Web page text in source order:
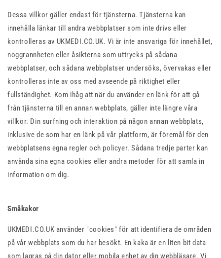
Dessa villkor gäller endast för tjänsterna. Tjänsterna kan
innehålla länkar till andra webbplatser som inte drivs eller
kontrolleras av UKMEDI.CO.UK. Vi är inte ansvariga för innehållet,
noggrannheten eller åsikterna som uttrycks på sådana
webbplatser, och sådana webbplatser undersöks, övervakas eller
kontrolleras inte av oss med avseende på riktighet eller
fullständighet. Kom ihåg att när du använder en länk för att gå
från tjänsterna till en annan webbplats, gäller inte längre våra
villkor. Din surfning och interaktion på någon annan webbplats,
inklusive de som har en länk på vår plattform, är föremål för den
webbplatsens egna regler och policyer. Sådana tredje parter kan
använda sina egna cookies eller andra metoder för att samla in
information om dig.
Småkakor
UKMEDI.CO.UK använder "cookies" för att identifiera de områden
på vår webbplats som du har besökt. En kaka är en liten bit data
som lagras på din dator eller mobila enhet av din webbläsare. Vi